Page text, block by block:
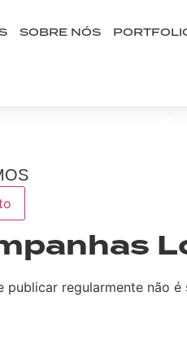
SOBRE NÓS
publicar regularmente não